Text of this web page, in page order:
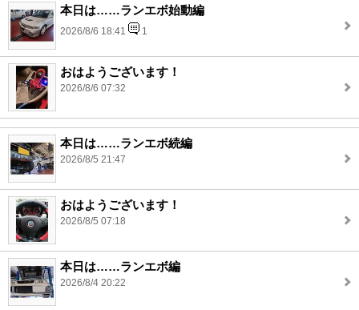
本日は……ランエボ始動編
2026/8/6 18:41 1
おはようございます！
2026/8/6 07:32
本日は……ランエボ続編
2026/8/5 21:47
おはようございます！
2026/8/5 07:18
本日は……ランエボ編
2026/8/4 20:22